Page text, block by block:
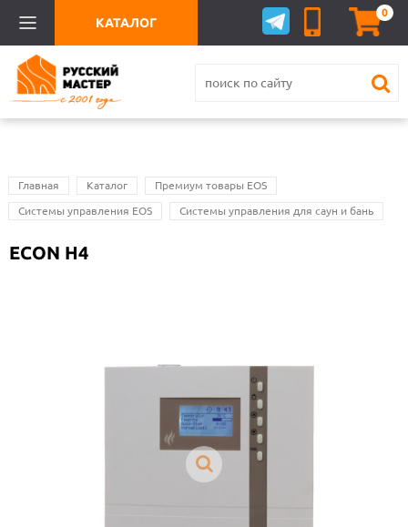
0
КАТАЛОГ
Главная Каталог Премиум товары EOS
Системы управления EOS Системы управления для саун и бань
ECON H4